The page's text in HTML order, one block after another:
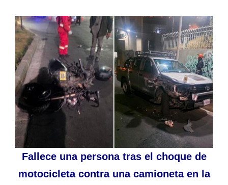
Fallece una persona tras el choque de
motocicleta contra una camioneta en la